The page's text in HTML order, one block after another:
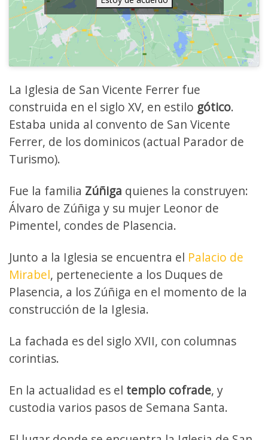
La Iglesia de San Vicente Ferrer fue
construida en el siglo XV, en estilo gótico.
Estaba unida al convento de San Vicente
Ferrer, de los dominicos (actual Parador de
Turismo).
Fue la familia Zúñiga quienes la construyen:
Álvaro de Zúñiga y su mujer Leonor de
Pimentel, condes de Plasencia.
Junto a la Iglesia se encuentra el Palacio de
Mirabel, perteneciente a los Duques de
Plasencia, a los Zúñiga en el momento de la
construcción de la Iglesia.
La fachada es del siglo XVII, con columnas
corintias.
En la actualidad es el templo cofrade, y
custodia varios pasos de Semana Santa.